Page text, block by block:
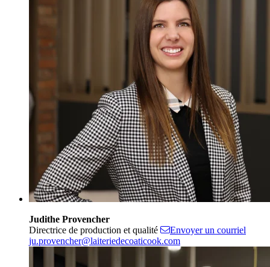
Judithe Provencher
Directrice de production et qualité
Envoyer un courriel
ju.provencher@laiteriedecoaticook.com